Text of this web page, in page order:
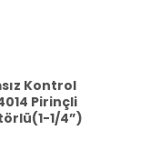
Kontrol
Pirinçli
1/4”)